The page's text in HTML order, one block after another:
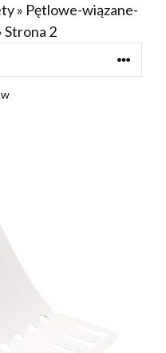
» Pętlowe-wiązane-
Strona 2